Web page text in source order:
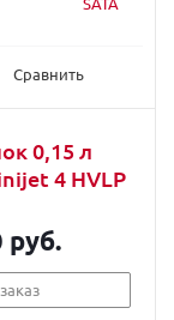
Сравнить
0,15 л
4 HVLP
руб.